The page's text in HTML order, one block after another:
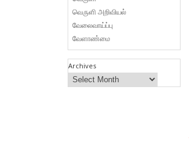
வெருளி அறிவியல்
வேலைவாய்ப்பு
வேளாண்மை
Archives